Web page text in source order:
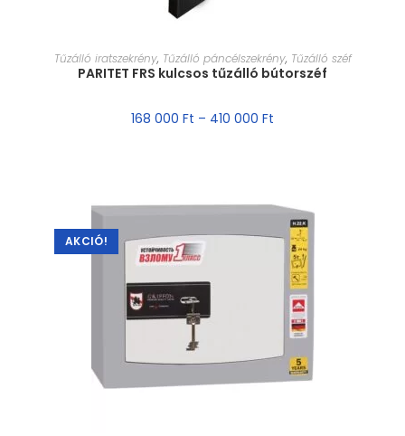
MÉRET VÁLASZTÁSA
Tűzálló iratszekrény, Tűzálló páncélszekrény, Tűzálló széf
PARITET FRS kulcsos tűzálló bútorszéf
168 000 Ft – 410 000 Ft
AKCIÓ!